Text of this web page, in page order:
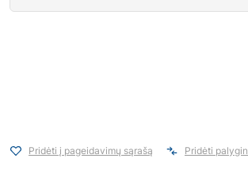
Pridėti į pageidavimų sąrašą Pridėti